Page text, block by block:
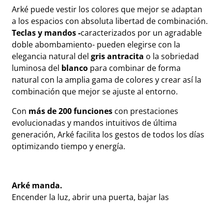
Arké puede vestir los colores que mejor se adaptan
a los espacios con absoluta libertad de combinación.
Teclas y mandos -caracterizados por un agradable
doble abombamiento- pueden elegirse con la
elegancia natural del gris antracita o la sobriedad
luminosa del blanco para combinar de forma
natural con la amplia gama de colores y crear así la
combinación que mejor se ajuste al entorno.
Con más de 200 funciones con prestaciones
evolucionadas y mandos intuitivos de última
generación, Arké facilita los gestos de todos los días
optimizando tiempo y energía.
Arké manda.
Encender la luz, abrir una puerta, bajar las